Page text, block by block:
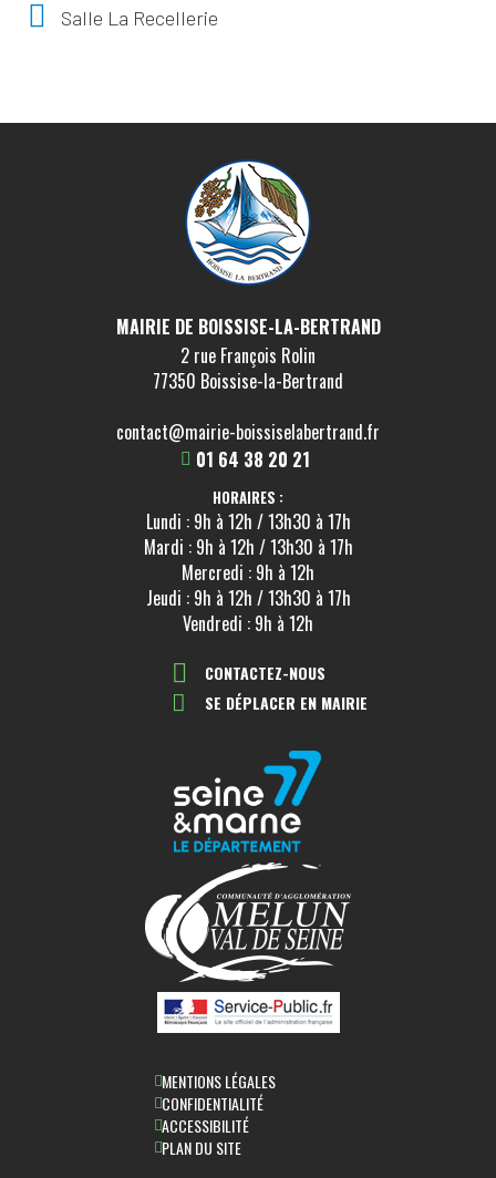
Salle La Recellerie
MAIRIE DE BOISSISE-LA-BERTRAND
2 rue François Rolin
77350 Boissise-la-Bertrand
contact@mairie-boissiselabertrand.fr
01 64 38 20 21
HORAIRES :
Lundi : 9h à 12h / 13h30 à 17h
Mardi : 9h à 12h / 13h30 à 17h
Mercredi : 9h à 12h
Jeudi : 9h à 12h / 13h30 à 17h
Vendredi : 9h à 12h
CONTACTEZ-NOUS
SE DÉPLACER EN MAIRIE
MENTIONS LÉGALES
CONFIDENTIALITÉ
ACCESSIBILITÉ
PLAN DU SITE